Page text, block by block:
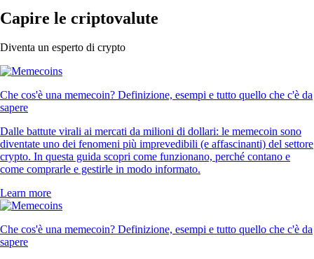
Capire le criptovalute
Diventa un esperto di crypto
Che cos'è una memecoin? Definizione, esempi e tutto quello che c'è da
sapere
Dalle battute virali ai mercati da milioni di dollari: le memecoin sono
diventate uno dei fenomeni più imprevedibili (e affascinanti) del settore
crypto. In questa guida scopri come funzionano, perché contano e
come comprarle e gestirle in modo informato.
Learn more
Che cos'è una memecoin? Definizione, esempi e tutto quello che c'è da
sapere